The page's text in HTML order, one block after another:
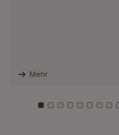
Mehr
Zu Kachel: 0
Zu Kachel: 1
Zu Kachel: 2
Zu Kachel:
ZuZuZu